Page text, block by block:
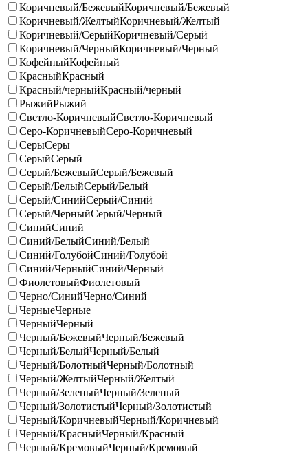
Коричневый/БежевыйКоричневый/Бежевый
Коричневый/ЖелтыйКоричневый/Желтый
Коричневый/СерыйКоричневый/Серый
Коричневый/ЧерныйКоричневый/Черный
КофейныйКофейный
КрасныйКрасный
Красный/черныйКрасный/черный
РыжийРыжий
Светло-КоричневыйСветло-Коричневый
Серо-КоричневыйСеро-Коричневый
СерыСеры
СерыйСерый
Серый/БежевыйСерый/Бежевый
Серый/БелыйСерый/Белый
Серый/СинийСерый/Синий
Серый/ЧерныйСерый/Черный
СинийСиний
Синий/БелыйСиний/Белый
Синий/ГолубойСиний/Голубой
Синий/ЧерныйСиний/Черный
ФиолетовыйФиолетовый
Черно/СинийЧерно/Синий
ЧерныеЧерные
ЧерныйЧерный
Черный/БежевыйЧерный/Бежевый
Черный/БелыйЧерный/Белый
Черный/БолотныйЧерный/Болотный
Черный/ЖелтыйЧерный/Желтый
Черный/ЗеленыйЧерный/Зеленый
Черный/ЗолотистыйЧерный/Золотистый
Черный/КоричневыйЧерный/Коричневый
Черный/КрасныйЧерный/Красный
Черный/КремовыйЧерный/Кремовый